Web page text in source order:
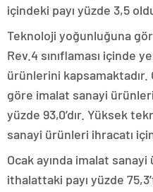
içindeki payı yüzde 3,5
Teknoloji yoğunluğuna
Rev.4 sınıflaması içinde
ürünlerini kapsamaktadır.
göre imalat sanayi
yüzde 93,0’dır. Yüksek
sanayi ürünleri ihracatı
Ocak ayında imalat
ithalattaki payı yüzde